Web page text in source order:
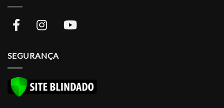
SEGURANÇA